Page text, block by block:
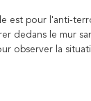
est pour l'anti-
dedans le mur
observer la